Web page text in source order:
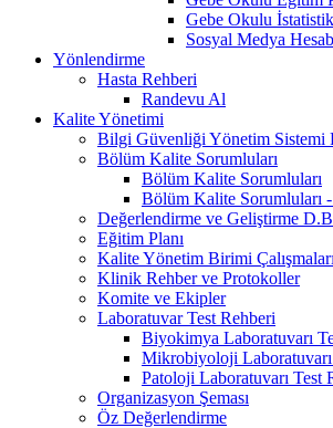
Gebe Okulu
Sosyal Medya
Yönlendirme
Hasta Rehberi
Randevu Al
Kalite Yönetimi
Bilgi Güvenliği Yönetim Sistemi
Bölüm Kalite Sorumluları
Bölüm Kalite Sorumluları
Bölüm Kalite Sorumluları
Değerlendirme ve Geliştirme
Eğitim Planı
Kalite Yönetim Birimi Çalışmaları
Klinik Rehber ve Protokoller
Komite ve Ekipler
Laboratuvar Test Rehberi
Biyokimya Laboratuvarı
Mikrobiyoloji Laboratuvarı
Patoloji Laboratuvarı Test
Organizasyon Şeması
Öz Değerlendirme